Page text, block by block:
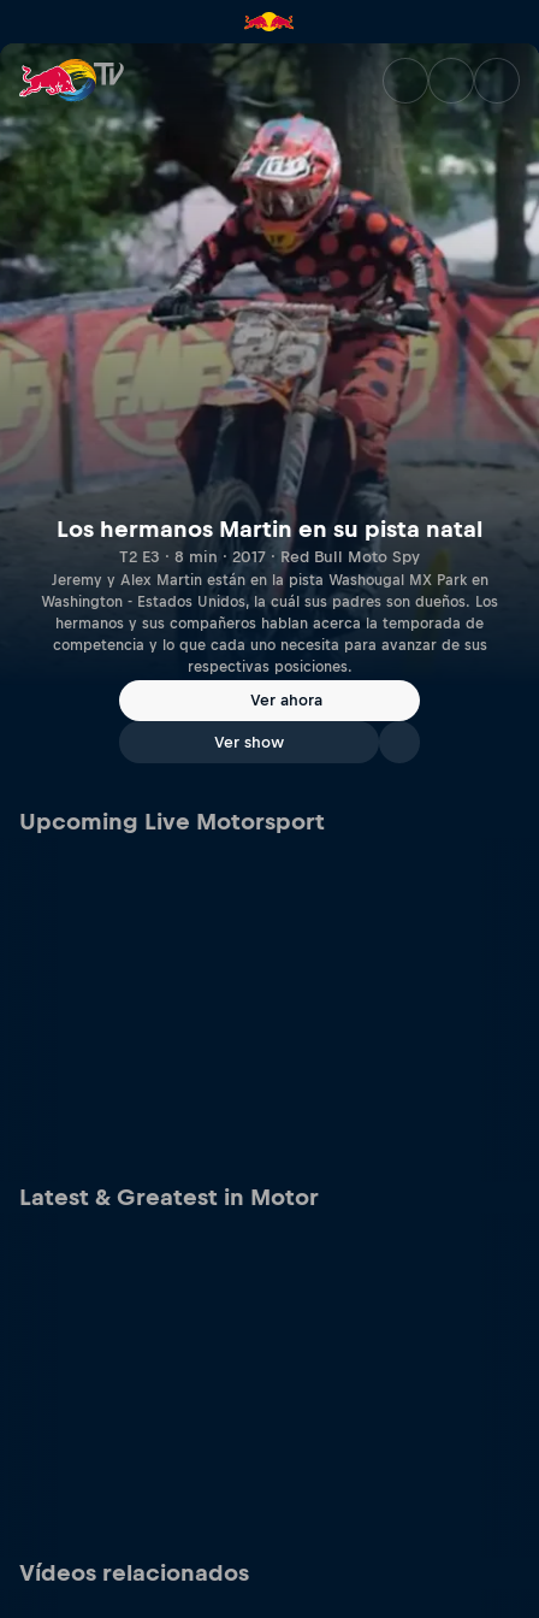
Los hermanos Martin en su
Los hermanos Martin en su pista natal
T2 E3 · 8 min · 2017 · Red Bull Moto Spy
Jeremy y Alex Martin están en la pista Washougal MX Park en
Washington - Estados Unidos, la cuál sus padres son dueños. Los
hermanos y sus compañeros hablan acerca la temporada de
competencia y lo que cada uno necesita para avanzar de sus
respectivas posiciones.
Ver ahora
Ver show
Upcoming Live Motorsport
Latest & Greatest in Motor
Vídeos relacionados